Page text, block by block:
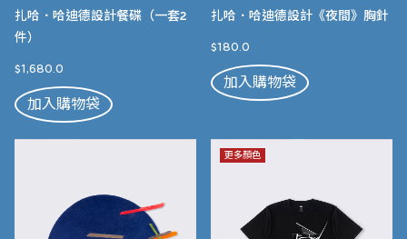
扎哈．哈迪德設計餐碟（一套2
件）
$1,680.0
加入購物袋
扎哈．哈迪德設計《夜間》胸針
$180.0
加入購物袋
更多顏色